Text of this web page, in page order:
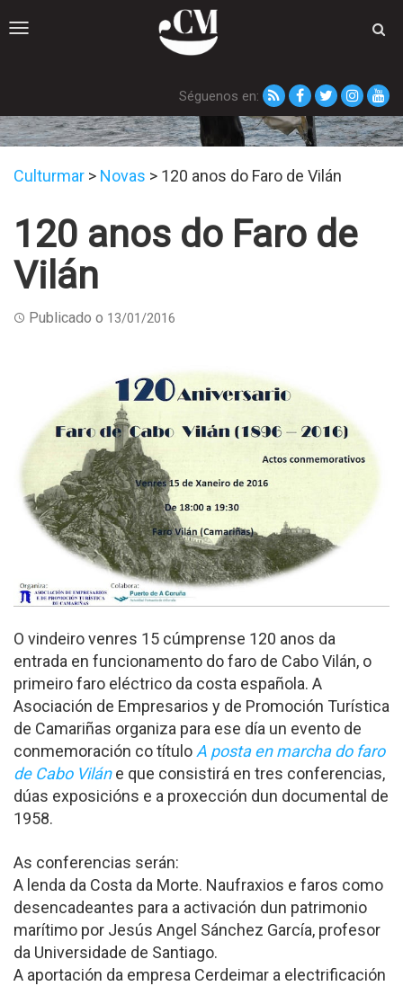
Toggle
Séguenos en:
Novas
Culturmar > Novas > 120 anos do Faro de Vilán
120 anos do Faro de
Vilán
Publicado o 13/01/2016
O vindeiro venres 15 cúmprense 120 anos da
entrada en funcionamento do faro de Cabo Vilán, o
primeiro faro eléctrico da costa española. A
Asociación de Empresarios y de Promoción Turística
de Camariñas organiza para ese día un evento de
conmemoración co títuloA posta en marcha do faro
de Cabo Viláne que consistirá en tres conferencias,
dúas exposicións e a proxección dun documental de
1958.
As conferencias serán:
A lenda da Costa da Morte. Naufraxios e faros como
desencadeantes para a activación dun patrimonio
marítimo por Jesús Angel Sánchez García, profesor
da Universidade de Santiago.
A aportación da empresa Cerdeimar a electrificación